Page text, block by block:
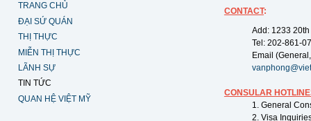
TRANG CHỦ
ĐẠI SỨ QUÁN
THỊ THỰC
MIỄN THỊ THỰC
LÃNH SỰ
TIN TỨC
QUAN HỆ VIỆT MỸ
CONTACT:
Add: 1233
Tel: 202-861-
Email
CONSULAR
1. General
2. Visa